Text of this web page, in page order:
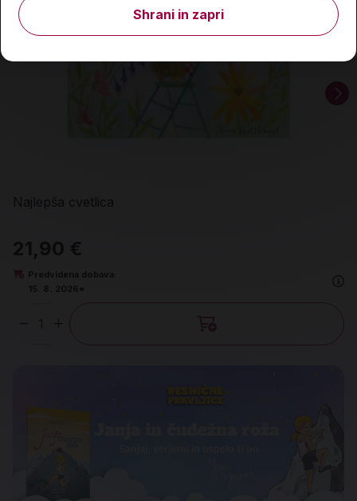
Najlepša cvetlica
21,90 €
Predvidena dobava:
15. 8. 2026*
Količina
Shrani in zapri